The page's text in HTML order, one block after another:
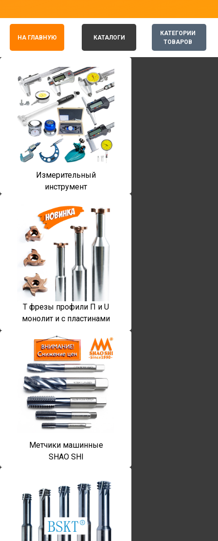
КАТЕГОРИИ
ТОВАРОВ
НА ГЛАВНУЮ КАТАЛОГИ
Измерительный
инструмент
T фрезы профили П и U
монолит и с пластинами
Метчики машинные
SHAO SHI